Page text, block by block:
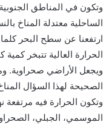
وتكون في المناطق
الساحلية معتدلة المناخ
ارتفعنا عن سطح البحر
الحرارة العالية تتبخر
ويجعل الأراضي صحراوية.
الصحيحة لهذا السؤال
وتكون الحرارة فيه مرتفعة
الموسمي، الجبلي،